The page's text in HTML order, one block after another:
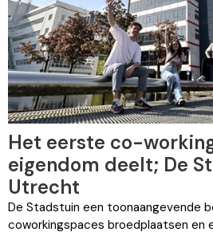
Het eerste co-
eigendom deelt; De
Utrecht
De Stadstuin een toonaangevende
coworkingspaces broedplaatsen en